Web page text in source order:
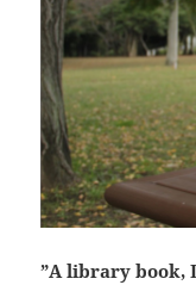
”A library book,